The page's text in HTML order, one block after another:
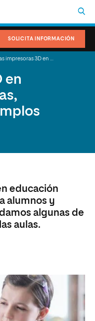
SOLICITA INFORMACIÓN
en
educación
alumnos y
algunas de
aulas.